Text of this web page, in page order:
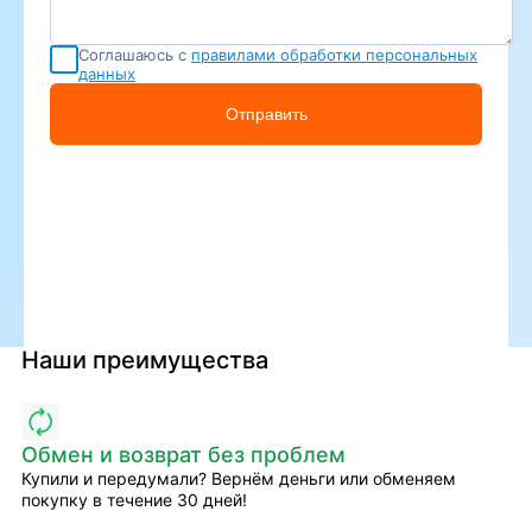
Соглашаюсь с правилами обработки персональных
данных
Отправить
Наши преимущества
Обмен и возврат без проблем
Купили и передумали? Вернём деньги или обменяем
покупку в течение 30 дней!